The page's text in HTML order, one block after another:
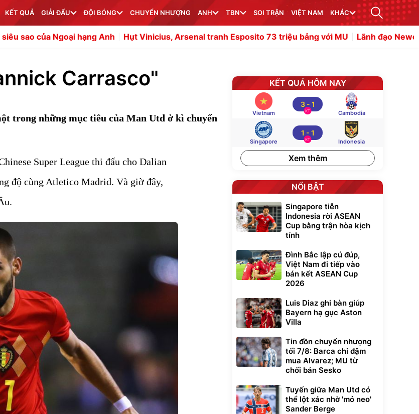
KẾT QUẢ GIẢI ĐẤU ĐỘI BÓNG CHUYỂN NHƯỢNG ANH TBN SOI TRẬN VIỆT NAM KHÁC
hạng Anh Hụt Vinicius, Arsenal tranh Esposito 73 triệu bảng với MU Lãnh đạo Newcastle xác
Carrasco"
trong những mục tiêu của Man Utd ở kì chuyển
Super League thi đấu cho Dalian
độ cùng Atletico Madrid. Và giờ đây,
KẾT QUẢ HÔM NAY
Vietnam
3 - 1
KT Cambodia
Singapore
1 - 1
KT Indonesia
Xem thêm
NỔI BẬT
Singapore tiễn
Indonesia rời ASEAN
Cup bằng trận hòa kịch
tính
Đình Bắc lập cú đúp,
Việt Nam đi tiếp vào
bán kết ASEAN Cup
2026
Luis Diaz ghi bàn giúp
Bayern hạ gục Aston
Villa
Tin đồn chuyển nhượng
tối 7/8: Barca chi đậm
mua Alvarez; MU từ
chối bán Sesko
Tuyến giữa Man Utd có
thể lột xác nhờ 'mỏ neo'
Sander Berge